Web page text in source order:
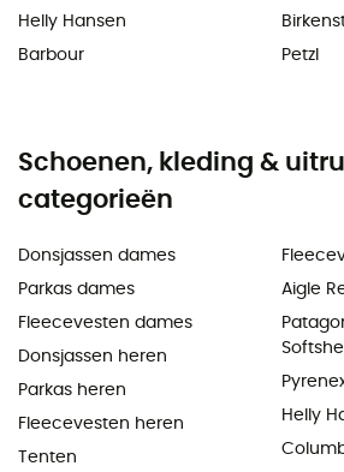
Helly Hansen
Barbour
Petzl
Schoenen, kleding &
categorieën
Donsjassen dames
Parkas dames
Fleecevesten dames
Donsjassen heren
Parkas heren
Fleecevesten heren
Tenten
Aigle
Helly